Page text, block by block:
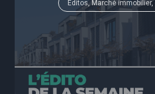
Éditos, Marché